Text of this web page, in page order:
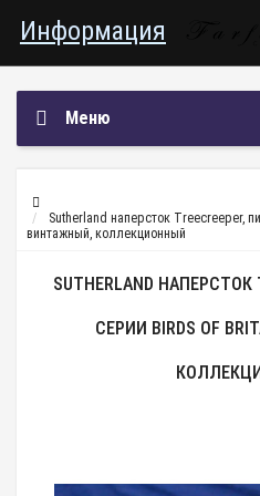
Информация
Меню
Sutherland наперсток Treecreeper,
винтажный, коллекционный
SUTHERLAND НАПЕРСТОК
СЕРИИ BIRDS OF